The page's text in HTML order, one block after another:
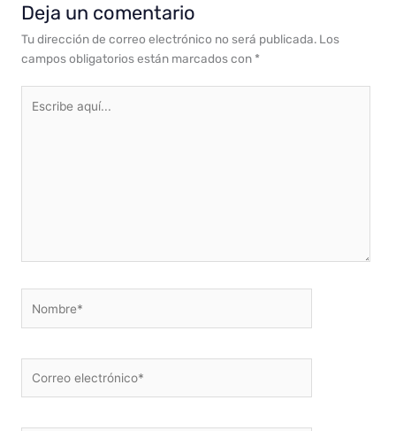
Deja un comentario
Tu dirección de correo electrónico no será publicada. Los
campos obligatorios están marcados con *
aquí...
electrónico*